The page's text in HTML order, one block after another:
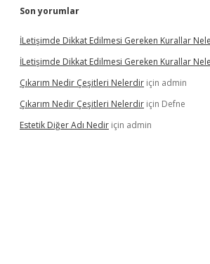
Son yorumlar
İLetişimde Dikkat Edilmesi Gereken Kurallar
İLetişimde Dikkat Edilmesi Gereken Kurallar
Çıkarım Nedir Çeşitleri Nelerdir için admin
Çıkarım Nedir Çeşitleri Nelerdir için Defne
Estetik Diğer Adı Nedir için admin